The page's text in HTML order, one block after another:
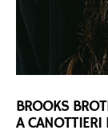
BROOKS
A CANOTTIERI